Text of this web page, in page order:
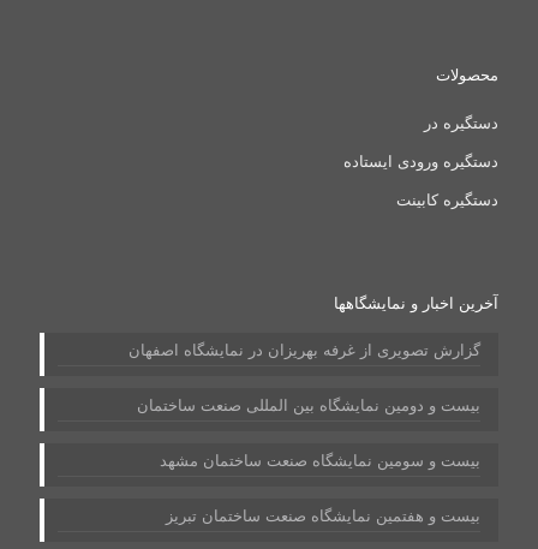
محصولات
دستگیره در
دستگیره ورودی ایستاده
دستگیره کابینت
آخرین اخبار و نمایشگاهها
گزارش تصویری از غرفه بهریزان در نمایشگاه اصفهان
بیست و دومین نمایشگاه بین المللی صنعت ساختمان
بیست و سومین نمایشگاه صنعت ساختمان مشهد
بیست و هفتمین نمایشگاه صنعت ساختمان تبریز